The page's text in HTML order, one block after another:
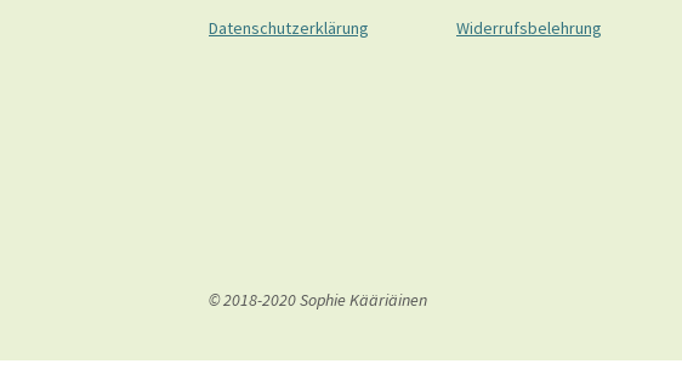
Datenschutzerklärung Widerrufsbelehrung
© 2018-2020 Sophie Kääriäinen